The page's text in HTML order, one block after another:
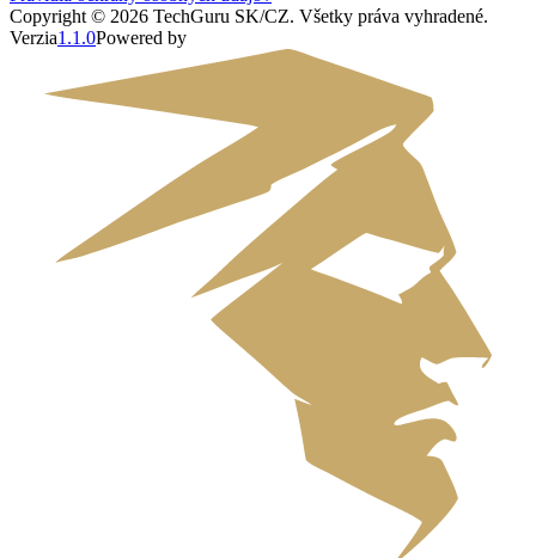
Copyright © 2026 TechGuru SK/CZ. Všetky práva vyhradené.
Verzia1.1.0Powered by